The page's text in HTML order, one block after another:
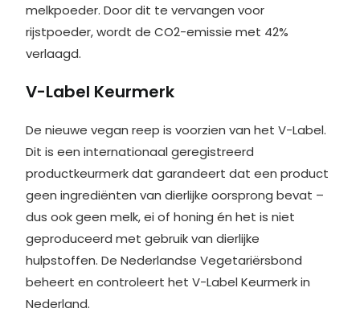
melkpoeder. Door dit te vervangen voor
rijstpoeder, wordt de CO2-emissie met 42%
verlaagd.
V-Label Keurmerk
De nieuwe vegan reep is voorzien van het V-Label.
Dit is een internationaal geregistreerd
productkeurmerk dat garandeert dat een product
geen ingrediënten van dierlijke oorsprong bevat –
dus ook geen melk, ei of honing én het is niet
geproduceerd met gebruik van dierlijke
hulpstoffen. De Nederlandse Vegetariërsbond
beheert en controleert het V-Label Keurmerk in
Nederland.